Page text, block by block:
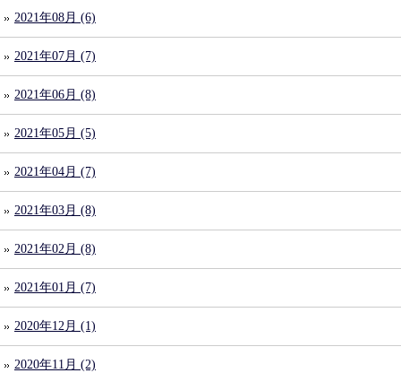
2021年08月 (6)
2021年07月 (7)
2021年06月 (8)
2021年05月 (5)
2021年04月 (7)
2021年03月 (8)
2021年02月 (8)
2021年01月 (7)
2020年12月 (1)
2020年11月 (2)